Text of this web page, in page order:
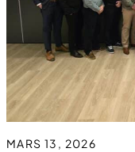
MARS 13, 2026